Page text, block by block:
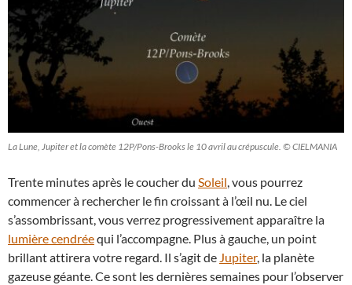
La Lune, Jupiter et la comète 12P/Pons-Brooks le 10 avril au crépuscule. © CIELMANIA
Trente minutes après le coucher du Soleil, vous pourrez
commencer à rechercher le fin croissant à l’œil nu. Le ciel
s’assombrissant, vous verrez progressivement apparaître la
lumière cendréequi l’accompagne. Plus à gauche, un point
brillant attirera votre regard. Il s’agit de Jupiter, la planète
gazeuse géante. Ce sont les dernières semaines pour l’observer